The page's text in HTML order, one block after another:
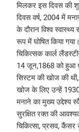
मिलकर इस दिवस की
दिवस वर्ष, 2004 में
के दौरान विश्व
रूप में घोषित किया
चिकित्सक कार्ल
14 जून,1868 को हुआ
सिस्टम की खोज की
खोज के लिए उन्हें 1930
मनाने का मुख्य उद्देश्य
सुरक्षित रक्त की
चिकित्सा, प्रसव, कैंसर